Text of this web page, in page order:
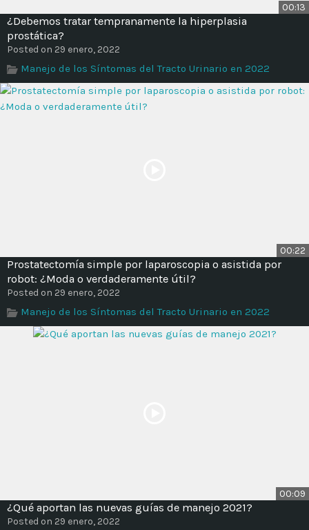
00:13
¿Debemos tratar tempranamente la hiperplasia
prostática?
Posted on 29 enero, 2022
Manejo de los Síntomas del Tracto Urinario en 2022
00:22
Prostatectomía simple por laparoscopia o asistida por
robot: ¿Moda o verdaderamente útil?
Posted on 29 enero, 2022
Manejo de los Síntomas del Tracto Urinario en 2022
00:09
¿Qué aportan las nuevas guías de manejo 2021?
Posted on 29 enero, 2022